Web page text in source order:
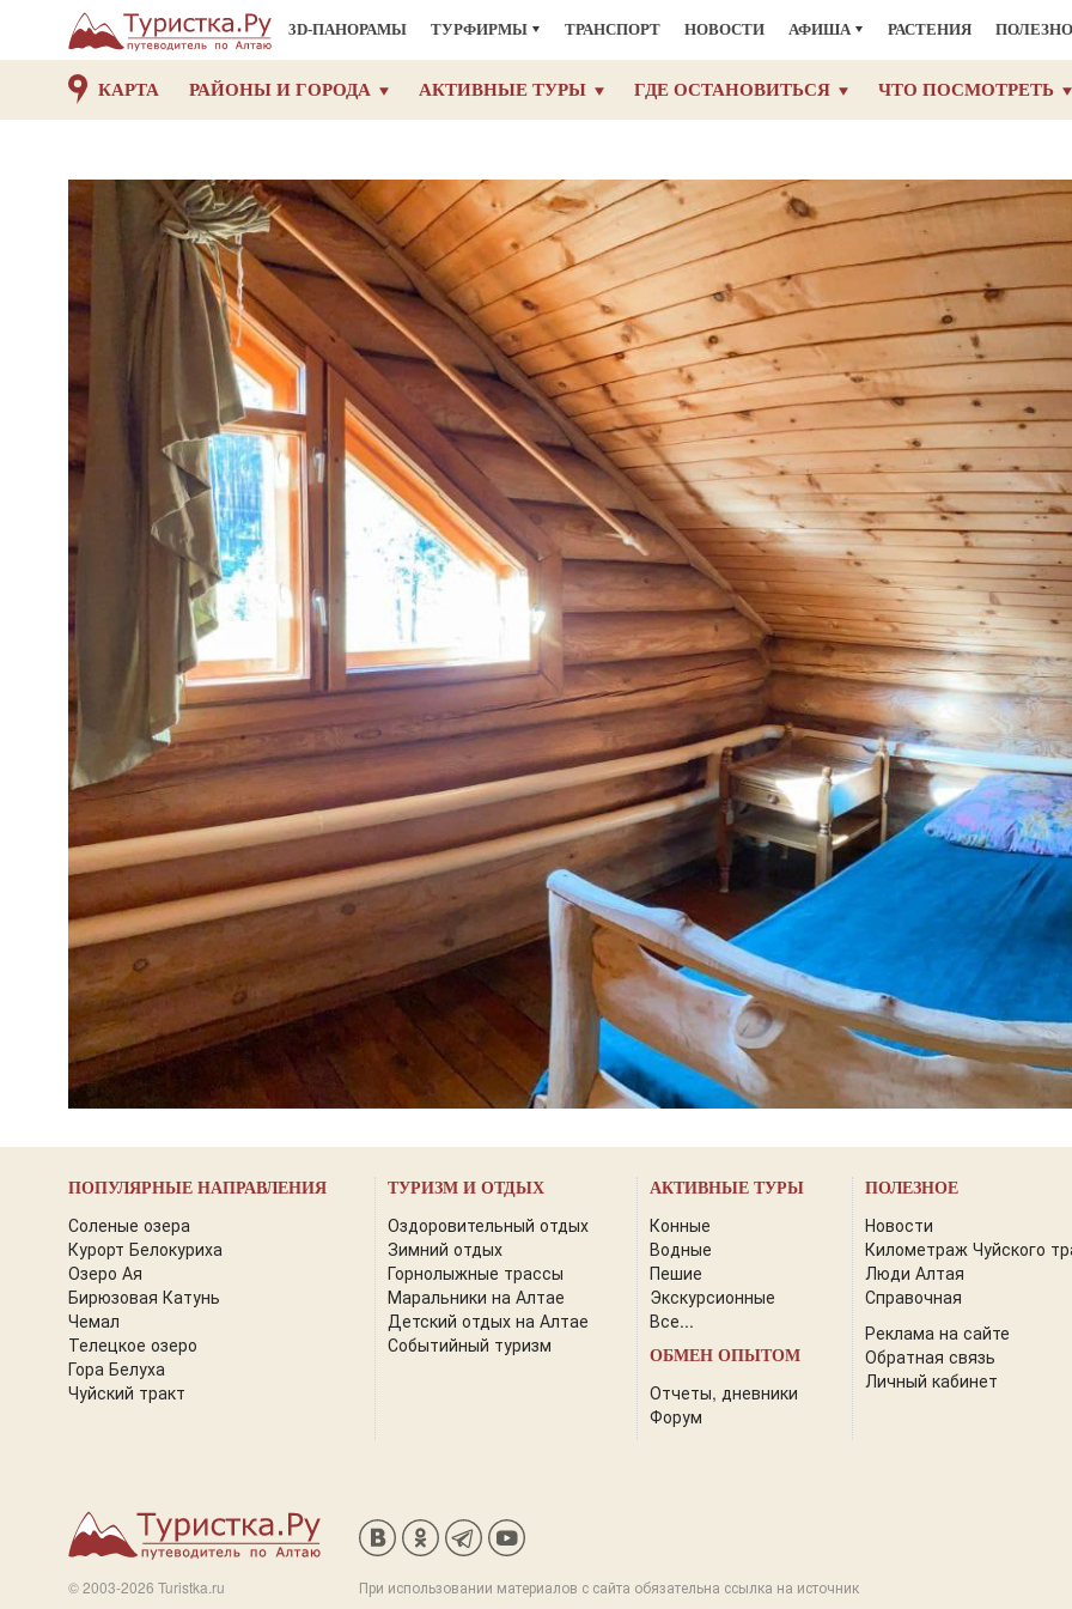
3D-ПАНОРАМЫ ТУРФИРМЫ ТРАНСПОРТ НОВОСТИ АФИША РАСТЕНИЯ
КАРТА РАЙОНЫ И ГОРОДА АКТИВНЫЕ ТУРЫ ГДЕ ОСТАНОВИТЬСЯ ЧТО ПОСМОТРЕТЬ
ПОПУЛЯРНЫЕ НАПРАВЛЕНИЯ
Соленые озера
Курорт Белокуриха
Озеро Ая
Бирюзовая Катунь
Чемал
Телецкое озеро
Гора Белуха
Чуйский тракт
ТУРИЗМ И ОТДЫХ
Оздоровительный отдых
Зимний отдых
Горнолыжные трассы
Маральники на Алтае
Детский отдых на Алтае
Событийный туризм
АКТИВНЫЕ ТУРЫ
Конные
Водные
Пешие
Экскурсионные
Все...
ОБМЕН ОПЫТОМ
Отчеты, дневники
Форум
ПОЛЕЗНОЕ
Новости
Километраж Чуйского
Люди Алтая
Справочная
Реклама на сайте
Обратная связь
Личный кабинет
© 2003-2026 Turistka.ru При использовании материалов с сайта обязательна ссылка на источник